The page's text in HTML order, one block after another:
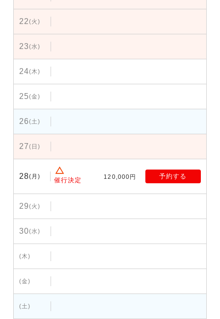
22(火)
23(水)
24(木)
25(金)
26(土)
27(日)
28(月) 催行決定 120,000円 予約する
29(火)
30(水)
(木)
(金)
(土)